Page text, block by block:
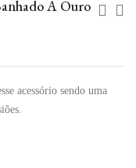
A Ouro
acessório sendo uma